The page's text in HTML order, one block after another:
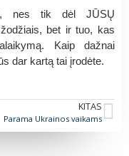
nes tik dėl JŪSŲ
bet ir tuo, kas
Kaip dažnai
dar kartą tai įrodėte.
KITAS
Parama Ukrainos vaikams